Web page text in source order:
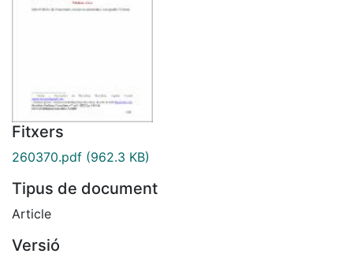
Fitxers
260370.pdf (962.3 KB)
Tipus de document
Article
Versió